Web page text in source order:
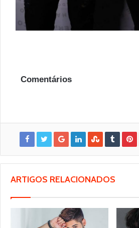
Comentários
ARTIGOS RELACIONADOS